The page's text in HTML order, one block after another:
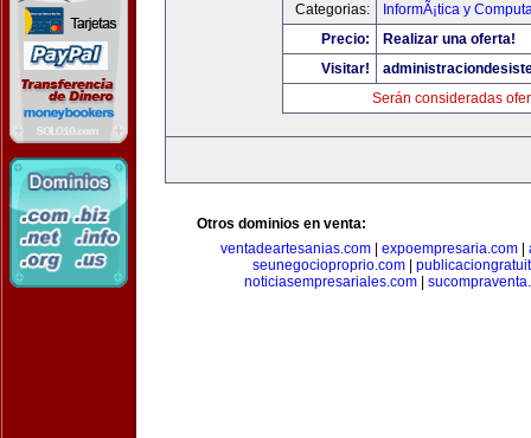
Categorias:
InformÃ¡tica y
Precio:
Realizar una oferta!
Visitar!
Serán consideradas
Otros dominios en venta:
ventadeartesanias.com| expoempresaria.com|
seunegocioproprio.com
noticiasempresariales.com|